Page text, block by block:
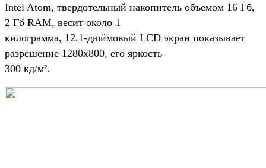
Intel Atom, твердотельный накопитель объемом 16 Гб,
2 Гб RAM, весит около 1
килограмма, 12.1-дюймовый LCD экран показывает
разрешение 1280x800, его яркость
300 кд/м².